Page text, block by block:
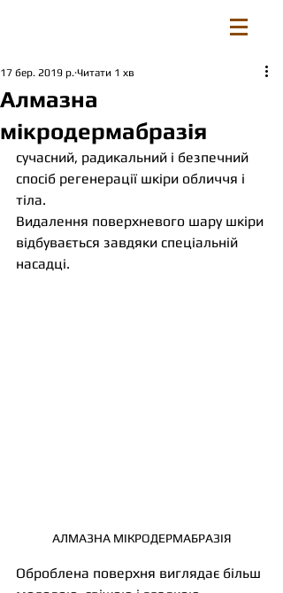
Алмазна
мікродермабразія
17 бер. 2019 р. Читати 1 хв
сучасний, радикальний і безпечний
спосіб регенерації шкіри обличчя і
тіла.
Видалення поверхневого шару шкіри
відбувається завдяки спеціальній
насадці.
АЛМАЗНА МІКРОДЕРМАБРАЗІЯ
Оброблена поверхня виглядає більш